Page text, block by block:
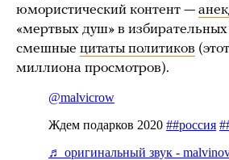
юмористический контент —
«мертвых душ» в
смешные цитаты политиков
миллиона просмотров).